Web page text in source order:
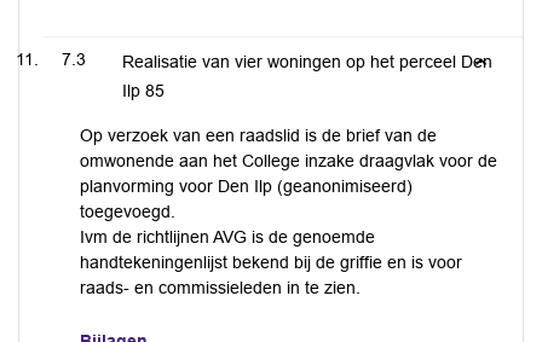
7.3
Realisatie van vier woningen op het perceel Den
Ilp 85
Op verzoek van een raadslid is de brief van de
omwonende aan het College inzake draagvlak voor de
planvorming voor Den Ilp (geanonimiseerd)
toegevoegd.
Ivm de richtlijnen AVG is de genoemde
handtekeningenlijst bekend bij de griffie en is voor
raads- en commissieleden in te zien.